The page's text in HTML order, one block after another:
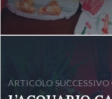
ARTICOLO SUCCESSIVO